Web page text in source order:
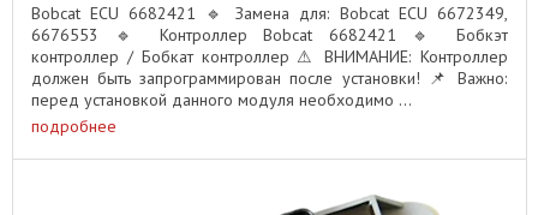
Bobcat ECU 6682421 🔹 Замена для: Bobcat ECU 6672349,
6676553 🔹 Контроллер Bobcat 6682421 🔹 Бобкэт
контроллер / Бобкат контроллер ⚠ ВНИМАНИЕ: Контроллер
должен быть запрограммирован после установки! 📌 Важно:
перед установкой данного модуля необходимо ...
подробнее